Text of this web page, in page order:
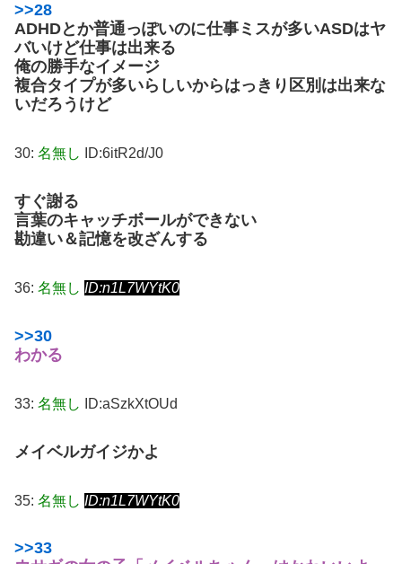
>>28
ADHDとか普通っぽいのに仕事ミスが多いASDはヤ
バいけど仕事は出来る
俺の勝手なイメージ
複合タイプが多いらしいからはっきり区別は出来な
いだろうけど
30: 名無し ID:6itR2d/J0
すぐ謝る
言葉のキャッチボールができない
勘違い＆記憶を改ざんする
36: 名無し ID:n1L7WYtK0
>>30
わかる
33: 名無し ID:aSzkXtOUd
メイベルガイジかよ
35: 名無し ID:n1L7WYtK0
>>33